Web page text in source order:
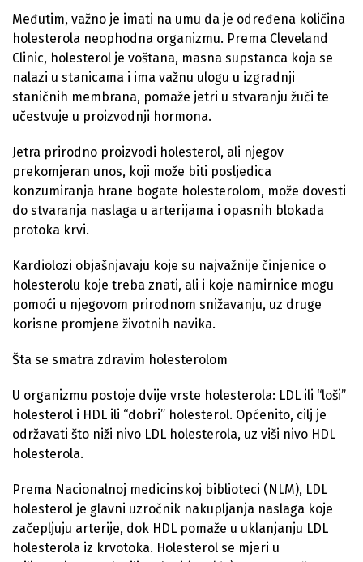
Međutim, važno je imati na umu da je određena količina
holesterola neophodna organizmu. Prema Cleveland
Clinic, holesterol je voštana, masna supstanca koja se
nalazi u stanicama i ima važnu ulogu u izgradnji
staničnih membrana, pomaže jetri u stvaranju žuči te
učestvuje u proizvodnji hormona.
Jetra prirodno proizvodi holesterol, ali njegov
prekomjeran unos, koji može biti posljedica
konzumiranja hrane bogate holesterolom, može dovesti
do stvaranja naslaga u arterijama i opasnih blokada
protoka krvi.
Kardiolozi objašnjavaju koje su najvažnije činjenice o
holesterolu koje treba znati, ali i koje namirnice mogu
pomoći u njegovom prirodnom snižavanju, uz druge
korisne promjene životnih navika.
Šta se smatra zdravim holesterolom
U organizmu postoje dvije vrste holesterola: LDL ili “loši”
holesterol i HDL ili “dobri” holesterol. Općenito, cilj je
održavati što niži nivo LDL holesterola, uz viši nivo HDL
holesterola.
Prema Nacionalnoj medicinskoj biblioteci (NLM), LDL
holesterol je glavni uzročnik nakupljanja naslaga koje
začepljuju arterije, dok HDL pomaže u uklanjanju LDL
holesterola iz krvotoka. Holesterol se mjeri u